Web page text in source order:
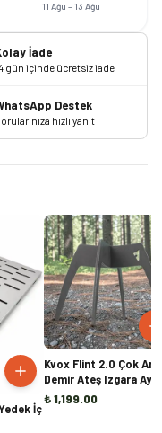
11 Ağu – 13 Ağu
İade
gün içinde ücretsiz iade
Destek
hızlı yanıt
İç
Kvox Flint 2.0 Çok
Demir Ateş Izgara
Mangal, Ocak ve
₺ 1,199.00